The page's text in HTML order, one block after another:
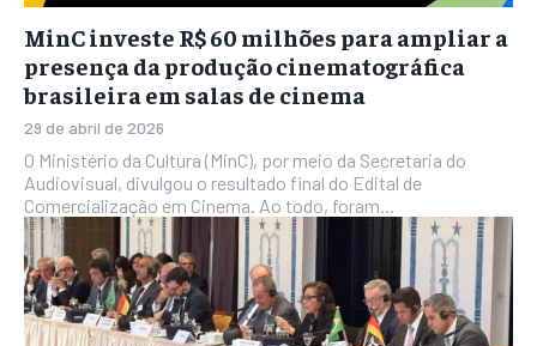
MinC investe R$ 60 milhões para ampliar a
presença da produção cinematográfica
brasileira em salas de cinema
29 de abril de 2026
O Ministério da Cultura (MinC), por meio da Secretaria do
Audiovisual, divulgou o resultado final do Edital de
Comercialização em Cinema. Ao todo, foram...